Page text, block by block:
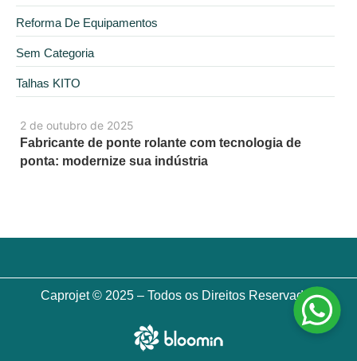
2 de outubro de 2025
Fabricante de ponte rolante com tecnologia de
ponta: modernize sua indústria
Reforma De Equipamentos
Sem Categoria
Talhas KITO
Caprojet © 2025 – Todos os Direitos Reservados